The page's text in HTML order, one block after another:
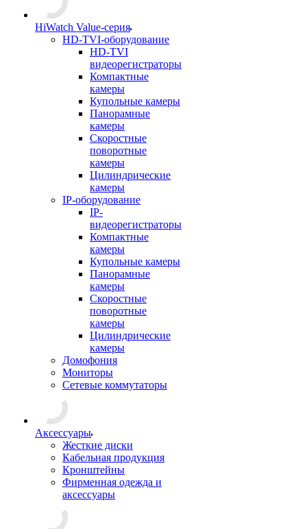
HiWatch Value-серия
HD-TVI-оборудование
HD-TVI
видеорегистраторы
Компактные
камеры
Купольные камеры
Панорамные
камеры
Скоростные
поворотные
камеры
Цилиндрические
камеры
IP-оборудование
IP-
видеорегистраторы
Компактные
камеры
Купольные камеры
Панорамные
камеры
Скоростные
поворотные
камеры
Цилиндрические
камеры
Домофония
Мониторы
Сетевые коммутаторы
Аксессуары
Жесткие диски
Кабельная продукция
Кронштейны
Фирменная одежда и
аксессуары